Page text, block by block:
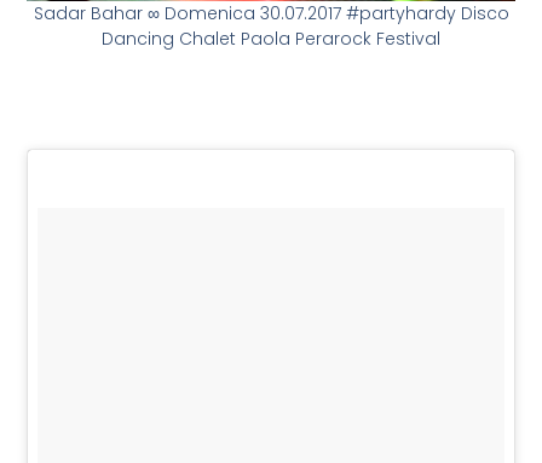
Sadar Bahar ∞ Domenica 30.07.2017 #partyhardy Disco
Dancing Chalet Paola Perarock Festival